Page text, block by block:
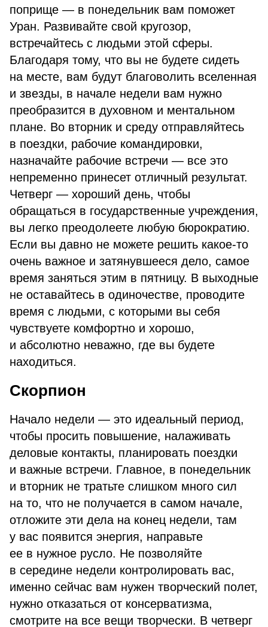
поприще — в понедельник вам поможет
Уран. Развивайте свой кругозор,
встречайтесь с людьми этой сферы.
Благодаря тому, что вы не будете сидеть
на месте, вам будут благоволить вселенная
и звезды, в начале недели вам нужно
преобразится в духовном и ментальном
плане. Во вторник и среду отправляйтесь
в поездки, рабочие командировки,
назначайте рабочие встречи — все это
непременно принесет отличный результат.
Четверг — хороший день, чтобы
обращаться в государственные учреждения,
вы легко преодолеете любую бюрократию.
Если вы давно не можете решить какое-то
очень важное и затянувшееся дело, самое
время заняться этим в пятницу. В выходные
не оставайтесь в одиночестве, проводите
время с людьми, с которыми вы себя
чувствуете комфортно и хорошо,
и абсолютно неважно, где вы будете
находиться.
Скорпион
Начало недели — это идеальный период,
чтобы просить повышение, налаживать
деловые контакты, планировать поездки
и важные встречи. Главное, в понедельник
и вторник не тратьте слишком много сил
на то, что не получается в самом начале,
отложите эти дела на конец недели, там
у вас появится энергия, направьте
ее в нужное русло. Не позволяйте
в середине недели контролировать вас,
именно сейчас вам нужен творческий полет,
нужно отказаться от консерватизма,
смотрите на все вещи творчески. В четверг